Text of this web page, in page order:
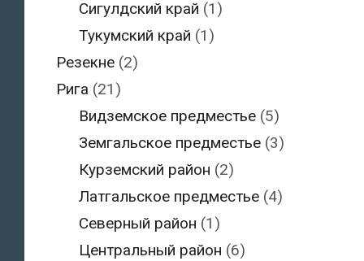
Сигулдский край (1)
Тукумский край (1)
Резекне(2)
Рига (21)
Видземское предместье (5)
Земгальское предместье (3)
Курземский район (2)
Латгальское предместье (4)
Северный район (1)
Центральный район (6)